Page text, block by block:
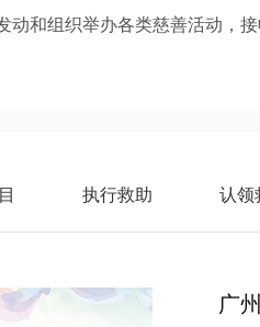
动和组织举办各类慈善活动，
执行救助 认领
广